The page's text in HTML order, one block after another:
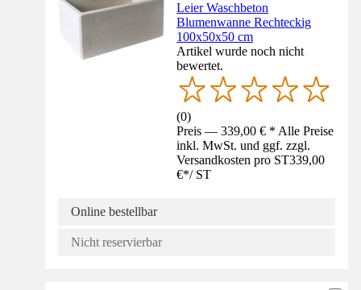
Leier Waschbeton
Blumenwanne Rechteckig
100x50x50 cm
Artikel wurde noch nicht
bewertet.
(0)
Preis — 339,00 € * Alle Preise
inkl. MwSt. und ggf. zzgl.
Versandkosten pro ST339,00
€*/ ST
Online bestellbar
Nicht reservierbar